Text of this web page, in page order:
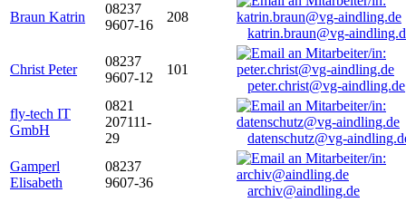
Braun Katrin
08237
9607-16
208
katrin.braun@vg-
Christ Peter
08237
9607-12
101
peter.christ@vg-aindling.de
fly-tech IT
GmbH
0821
207111-
29
datenschutz@vg-
Gamperl
Elisabeth
08237
9607-36
archiv@aindling.de